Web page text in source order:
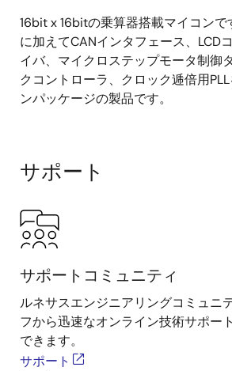
16bit x 16bitの乗算器搭載マイコン
に加えてCANインタフェース、LCD
イバ、マイクロステップモータ制御
クコントローラ、クロック逓倍用
ンパッケージの製品です。
サポート
サポートコミュニティ
ルネサスエンジニアリングコミュニ
フから迅速なオンライン技術サポー
できます。
サポート